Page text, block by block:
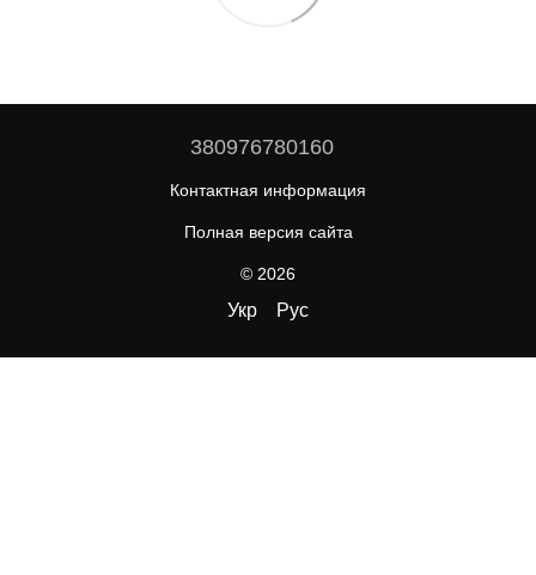
380976780160
Контактная информация
Полная версия сайта
© 2026
Укр Рус